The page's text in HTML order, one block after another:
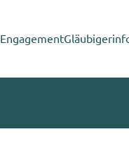
Engagement